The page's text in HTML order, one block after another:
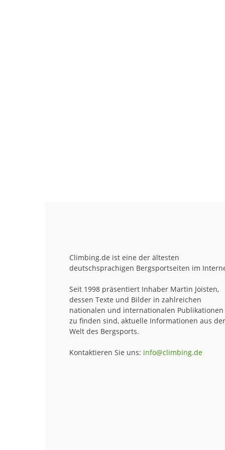
Climbing.de ist eine der ältesten
deutschsprachigen Bergsportseiten im
Seit 1998 präsentiert Inhaber Martin Joisten,
dessen Texte und Bilder in zahlreichen
nationalen und internationalen Publikationen
zu finden sind, aktuelle Informationen aus der
Welt des Bergsports.
Kontaktieren Sie uns: info@climbing.de